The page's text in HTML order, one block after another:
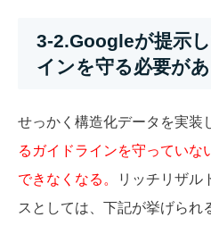
3-2.Googleが提示
インを守る必要が
せっかく構造化データを実装
るガイドラインを守っていな
できなくなる。
リッチリザル
スとしては、下記が挙げられ